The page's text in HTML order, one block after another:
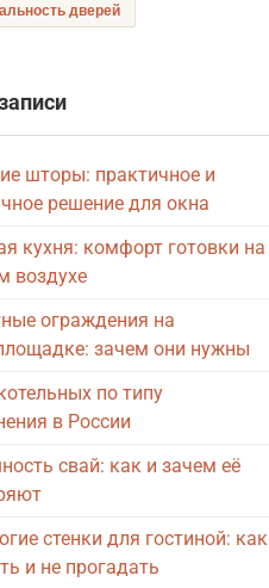
дверей
шторы: практичное и
решение для окна
кухня: комфорт готовки на
воздухе
ограждения на
зачем они нужны
по типу
в России
свай: как и зачем её
стенки для гостиной: как
и не прогадать